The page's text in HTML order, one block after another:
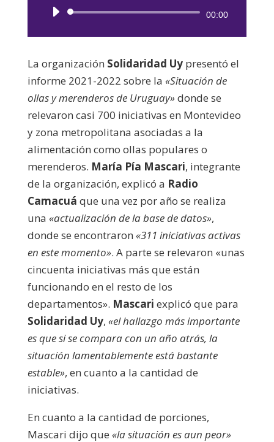
Reproductor
00:00
La organización Solidaridad Uypresentó el
informe 2021-2022 sobre la «Situación de
ollas y merenderos de Uruguay»donde se
relevaron casi 700 iniciativas en Montevideo
y zona metropolitana asociadas a la
alimentación como ollas populares o
merenderos. María Pía Mascari, integrante
de la organización, explicó a Radio
Camacuá que una vez por año se realiza
una «actualización de la base de datos»,
donde se encontraron «311 iniciativas activas
en este momento». A parte se relevaron «unas
cincuenta iniciativas más que están
funcionando en el resto de los
departamentos». Mascari explicó que para
Solidaridad Uy, «el hallazgo más importante
es que si se compara con un año atrás, la
situación lamentablemente está bastante
estable», en cuanto a la cantidad de
iniciativas.
En cuanto a la cantidad de porciones,
Mascari dijo que «la situación es aun peor»